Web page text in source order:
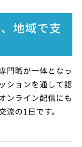
地域で支
門職が一体となっ
ションを通して認
ンライン配信にも
の1日です。